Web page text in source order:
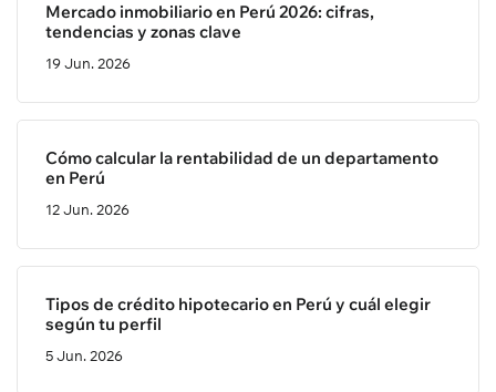
Mercado inmobiliario en Perú 2026: cifras,
tendencias y zonas clave
19 Jun. 2026
Cómo calcular la rentabilidad de un departamento
en Perú
12 Jun. 2026
Tipos de crédito hipotecario en Perú y cuál elegir
según tu perfil
5 Jun. 2026